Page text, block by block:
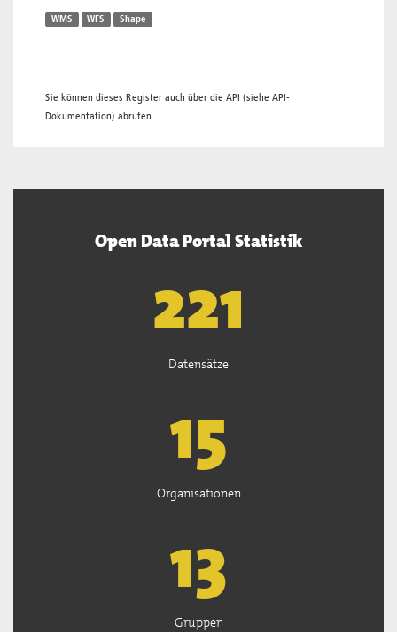
WMS WFS Shape
Sie können dieses Register auch über die API (siehe API-
Dokumentation) abrufen.
Open Data Portal Statistik
222
Datensätze
15
Organisationen
13
Gruppen